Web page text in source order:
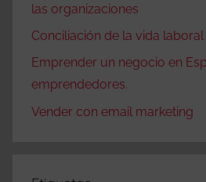
las organizaciones
Conciliación de la vida
Emprender un negocio en
emprendedores.
Vender con email marketing